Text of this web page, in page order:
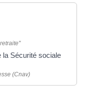
la Sécurité sociale
(Cnav)